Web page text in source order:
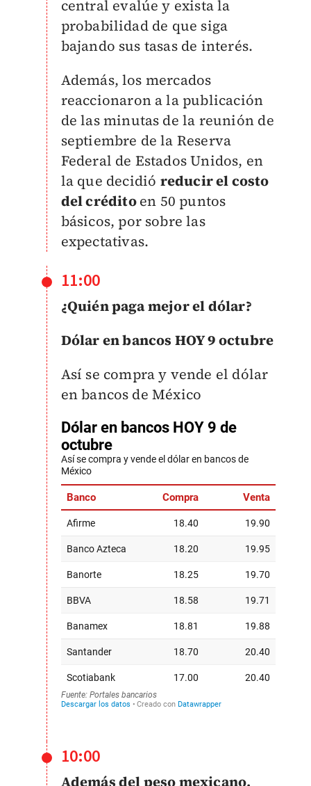
central evalúe y exista la
probabilidad de que siga
bajando sus tasas de interés.
Además, los mercados
reaccionaron a la publicación
de las minutas de la reunión de
septiembre de la Reserva
Federal de Estados Unidos, en
la que decidió reducir el costo
del créditoen 50 puntos
básicos, por sobre las
expectativas.
11:00
¿Quién paga mejor el dólar?
Dólar en bancos HOY 9 octubre
Así se compra y vende el dólar
en bancos de México
10:00
Además del peso mexicano,